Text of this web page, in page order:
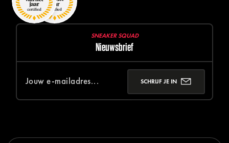
SNEAKER SQUAD
Nieuwsbrief
SCHRIJF JE IN